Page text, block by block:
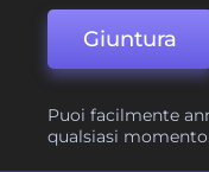
Giuntura
Puoi facilmente
qualsiasi momento.